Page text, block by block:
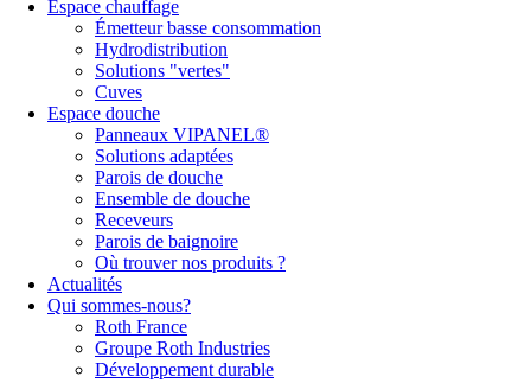
Espace chauffage
Émetteur basse consommation
Hydrodistribution
Solutions "vertes"
Cuves
Espace douche
Panneaux VIPANEL®
Solutions adaptées
Parois de douche
Ensemble de douche
Receveurs
Parois de baignoire
Où trouver nos produits ?
Actualités
Qui sommes-nous?
Roth France
Groupe Roth Industries
Développement durable